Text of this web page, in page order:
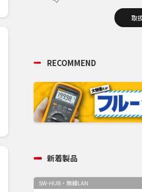
取
RECOMMEND
新着製品
SW-HUB・無線LAN